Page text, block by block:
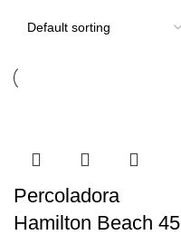
Percoladora
Hamilton Beach 45